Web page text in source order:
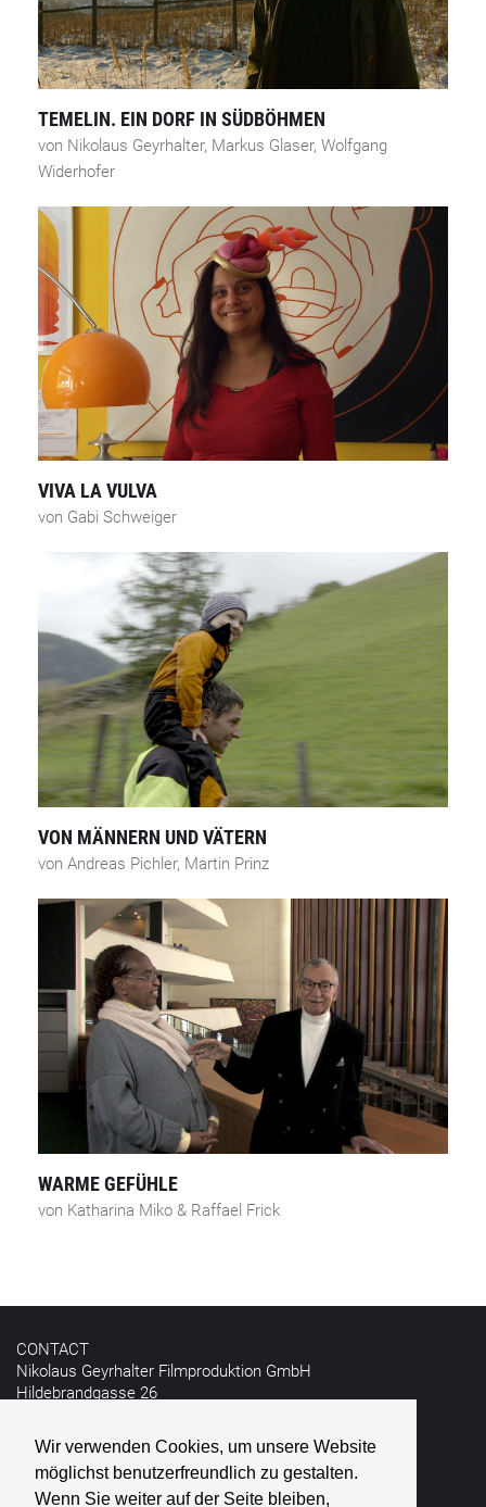
Wir verwenden Cookies, um unsere Website
möglichst benutzerfreundlich zu gestalten.
Wenn Sie weiter auf der Seite bleiben,
TEMELIN. EIN DORF IN SÜDBÖHMEN
von Nikolaus Geyrhalter, Markus Glaser, Wolfgang
Widerhofer
VIVA LA VULVA
von Gabi Schweiger
VON MÄNNERN UND VÄTERN
von Andreas Pichler, Martin Prinz
WARME GEFÜHLE
von Katharina Miko & Raffael Frick
CONTACT
Nikolaus Geyrhalter Filmproduktion GmbH
Hildebrandgasse 26
T +43 1 4030162
info@geyrhalterfilm.com